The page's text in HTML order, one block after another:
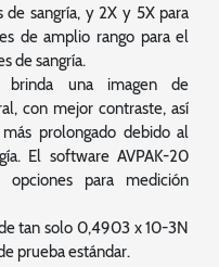
sangría, y 2X y 5X para
de amplio rango para el
de sangría.
una imagen de
con mejor contraste, así
prolongado debido al
El software AVPAK-20
para medición
tan solo 0,4903 x 10-3N
prueba estándar.